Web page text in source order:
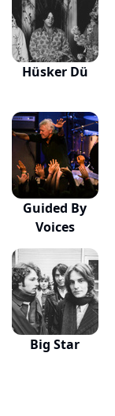
Hüsker Dü
Guided By
Voices
Big Star